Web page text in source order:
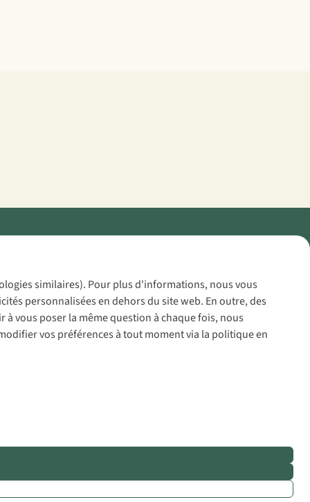
similaires). Pour plus d'informations, nous vous
personnalisées en dehors du site web. En outre, des
à vous poser la même question à chaque fois, nous
vos préférences à tout moment via la politique en